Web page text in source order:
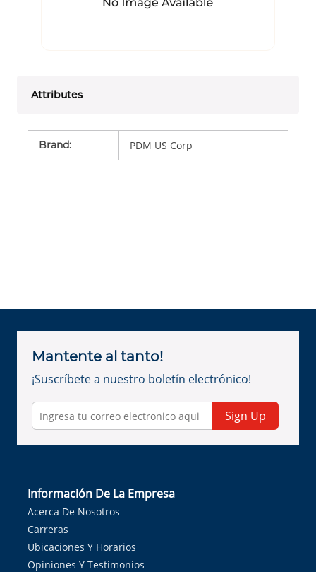
Attributes
Brand: PDM US Corp
Mantente al tanto!
¡Suscríbete a nuestro boletín electrónico!
Sign Up
Información De La Empresa
Acerca De Nosotros
Carreras
Ubicaciones Y Horarios
Opiniones Y Testimonios